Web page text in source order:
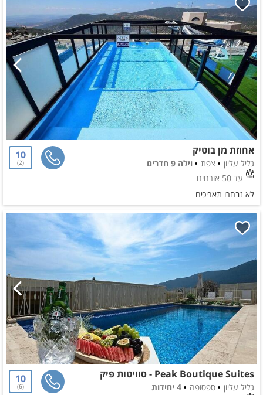
אחוזת מן בוטיק
גליל עליון צפת
וילה 9 חדרים
עד 50 אורחים
10
2
לא נבחרו תאריכים
Peak Boutique Suites - סוויטות פיק
גליל עליון ספסופה
4 יחידות
10
6